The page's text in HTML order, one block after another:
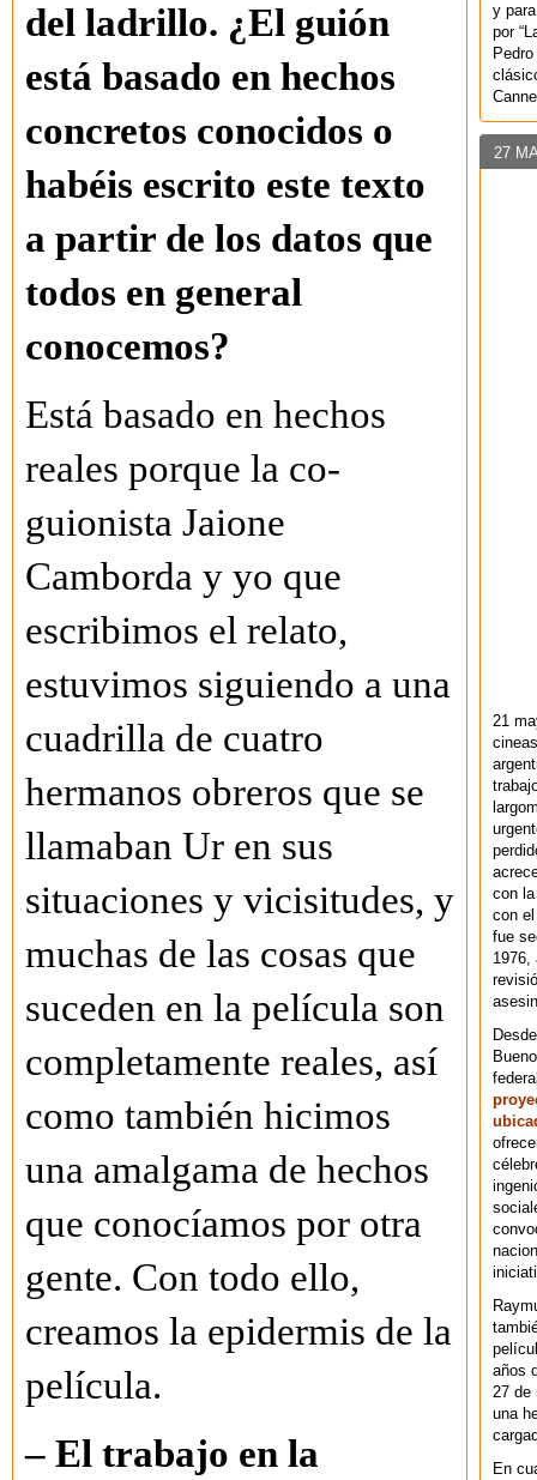
del ladrillo. ¿El guión
está basado en hechos
concretos conocidos o
habéis escrito este texto
a partir de los datos que
todos en general
conocemos?
Está basado en hechos
reales porque la co-
guionista Jaione
Camborda y yo que
escribimos el relato,
estuvimos siguiendo a una
cuadrilla de cuatro
hermanos obreros que se
llamaban Ur en sus
situaciones y vicisitudes, y
muchas de las cosas que
suceden en la película son
completamente reales, así
como también hicimos
una amalgama de hechos
que conocíamos por otra
gente. Con todo ello,
creamos la epidermis de la
película.
– El trabajo en la
y
por
27
21
con
con
fue
1976,
años
27 de
una
En